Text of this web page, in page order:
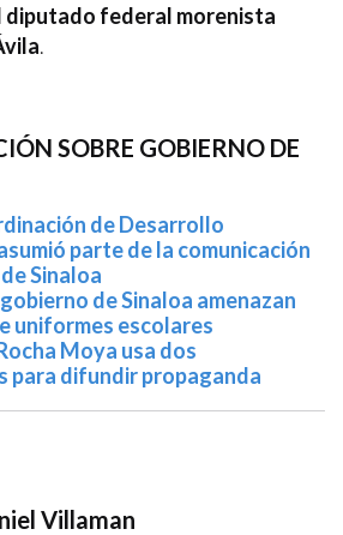
diputado federal morenista
.
SOBRE GOBIERNO DE
de Desarrollo
parte de la comunicación
Sinaloa
de Sinaloa amenazan
uniformes escolares
Moya usa dos
para difundir propaganda
Villaman